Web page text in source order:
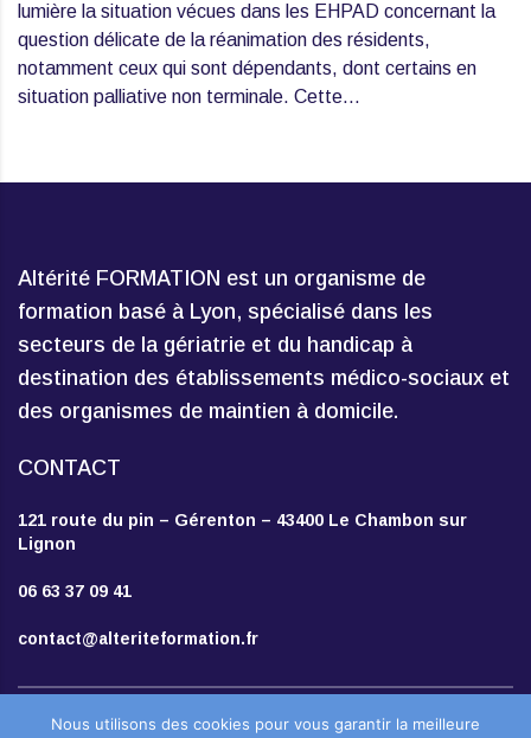
lumière la situation vécues dans les EHPAD concernant la
question délicate de la réanimation des résidents,
notamment ceux qui sont dépendants, dont certains en
situation palliative non terminale. Cette…
Altérité FORMATION est un organisme de
formation basé à Lyon, spécialisé dans les
secteurs de la gériatrie et du handicap à
destination des établissements médico-sociaux et
des organismes de maintien à domicile.
CONTACT
121 route du pin – Gérenton – 43400 Le Chambon sur
Lignon
06 63 37 09 41
contact@alteriteformation.fr
Création Agence de communication Moringa
Nous utilisons des cookies pour vous garantir la meilleure